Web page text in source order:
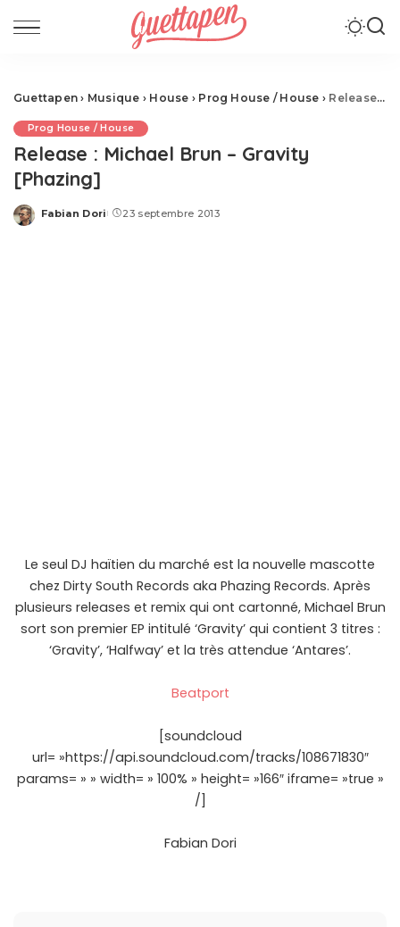
Guettapen › Musique › House › Prog House / House › Release : Michael Brun – Gravity [Phazing]
Prog House / House
Release : Michael Brun – Gravity
[Phazing]
Posted
Fabian Dori 23 septembre 2013
Le seul DJ haïtien du marché est la nouvelle mascotte
chez Dirty South Records aka Phazing Records. Après
plusieurs releases et remix qui ont cartonné, Michael Brun
sort son premier EP intitulé ‘Gravity’ qui contient 3 titres :
‘Gravity’, ‘Halfway’ et la très attendue ‘Antares’.
Beatport
[soundcloud
url= »https://api.soundcloud.com/tracks/108671830″
params= » » width= » 100% » height= »166″ iframe= »true »
/]
Fabian Dori